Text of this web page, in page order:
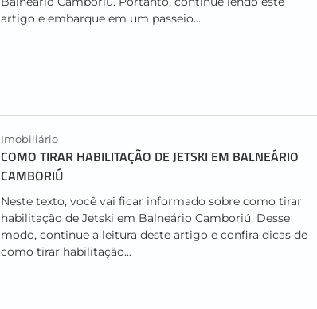
artigo e embarque em um passeio...
Imobiliário
COMO TIRAR HABILITAÇÃO DE JETSKI EM BALNEÁRIO
CAMBORIÚ
Neste texto, você vai ficar informado sobre como tirar
habilitação de Jetski em Balneário Camboriú. Desse
modo, continue a leitura deste artigo e confira dicas de
como tirar habilitação...